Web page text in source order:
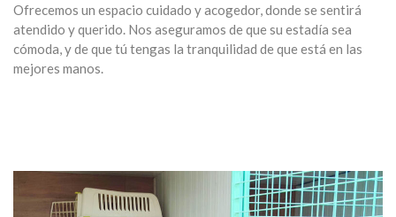
Ofrecemos un espacio cuidado y acogedor, donde se sentirá
atendido y querido. Nos aseguramos de que su estadía sea
cómoda, y de que tú tengas la tranquilidad de que está en las
mejores manos.